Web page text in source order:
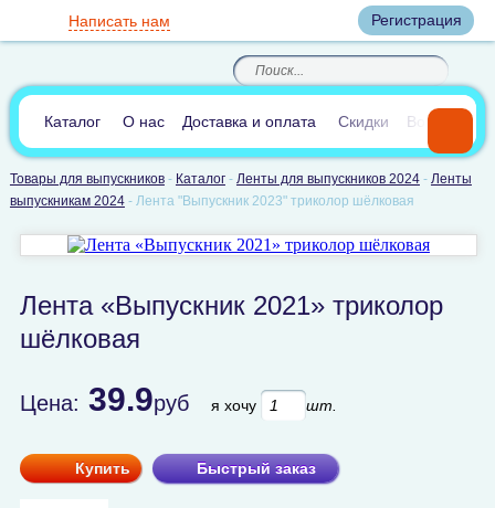
Регистрация
8(812)385-66-65
8(905) 700-70-04
По России звонок
бесплатный
(круглосуточно)
Написать нам
В сравнении:0
Каталог О нас Доставка и оплата Скидки Вопросы и
Товары для выпускников- Каталог- Ленты для выпускников 2024- Ленты
выпускникам 2024- Лента "Выпускник 2023" триколор шёлковая
Лента «Выпускник 2021» триколор
шёлковая
Цена: 39.9руб я хочу шт.
Купить Быстрый заказ